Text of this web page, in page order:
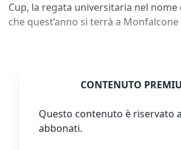
Cup, la regata universitaria nel
che quest’anno si terrà a Monfalcone
CONTENUTO
Questo contenuto è riservato
abbonati.